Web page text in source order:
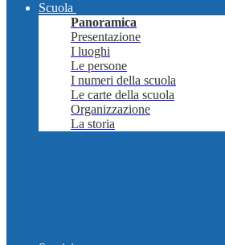
Scuola
Panoramica
Presentazione
I luoghi
Le persone
I numeri della scuola
Le carte della scuola
Organizzazione
La storia